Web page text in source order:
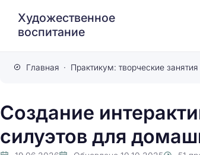
Художественное
воспитание
Главная Практикум: творческие занятия
Создание
силуэтов для